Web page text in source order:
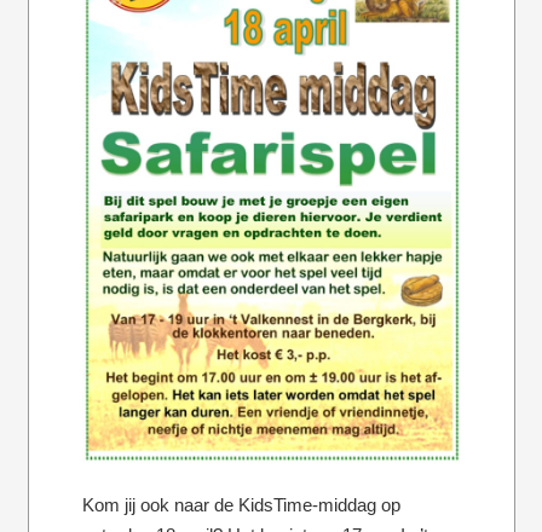
Kom jij ook naar de KidsTime-middag op